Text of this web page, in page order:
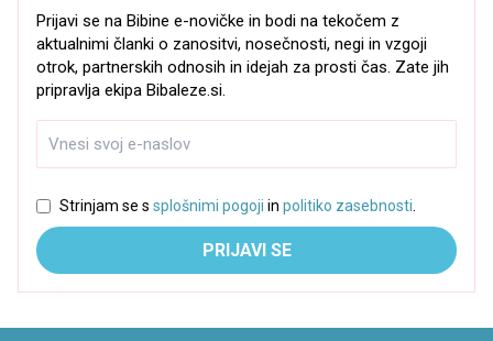
Prijavi se na Bibine e-novičke in bodi na tekočem z
aktualnimi članki o zanositvi, nosečnosti, negi in vzgoji
otrok, partnerskih odnosih in idejah za prosti čas. Zate jih
pripravlja ekipa Bibaleze.si.
Strinjam se s splošnimi pogoji in politiko zasebnosti.
PRIJAVI SE